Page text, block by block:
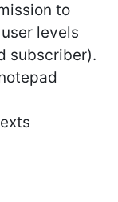
to
levels
subscriber).